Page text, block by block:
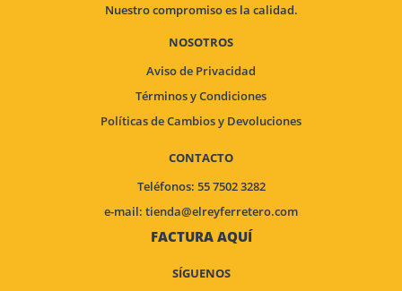
Nuestro compromiso es la calidad.
NOSOTROS
Aviso de Privacidad
Términos y Condiciones
Políticas de Cambios y Devoluciones
CONTACTO
Teléfonos: 55 7502 3282
e-mail: tienda@elreyferretero.com
FACTURA AQUÍ
SÍGUENOS